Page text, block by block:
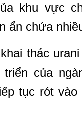
khu vực
ẩn chứa
thác
của
tục rót